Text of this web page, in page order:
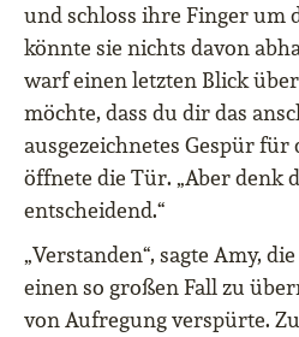
und schloss ihre Finger um
könnte sie nichts davon
warf einen letzten Blick
möchte, dass du dir das
ausgezeichnetes Gespür für
öffnete die Tür. „Aber denk
entscheidend.“
„Verstanden“, sagte Amy,
einen so großen Fall zu
von Aufregung verspürte.